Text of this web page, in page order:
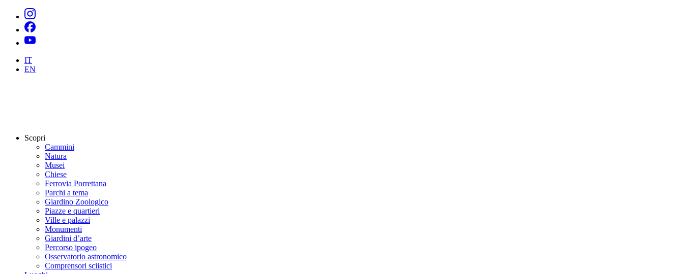
IT
EN
Scopri
Cammini
Natura
Musei
Chiese
Ferrovia Porrettana
Parchi a tema
Giardino Zoologico
Piazze e quartieri
Ville e palazzi
Monumenti
Giardini d’arte
Percorso ipogeo
Osservatorio astronomico
Comprensori sciistici